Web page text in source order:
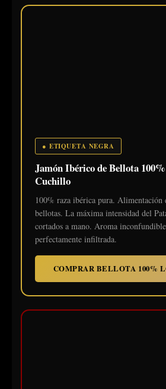
● ETIQUETA NEGRA
Jamón Ibérico de Bellota
Cuchillo
100% raza ibérica pura. Alimentación
bellotas. La máxima intensidad del
cortados a mano. Aroma
perfectamente infiltrada.
COMPRAR BELLOTA 100%